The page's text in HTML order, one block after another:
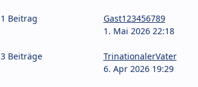
1 Beitrag
Gast123456789
1. Mai 2026 22:18
3 Beiträge
TrinationalerVater
6. Apr 2026 19:29